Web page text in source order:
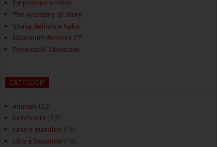
Empirismo eretico
The Anatomy of Story
Storia dell’altra Italia
Maximum Berserk 27
PydanticAI Cookbook
CATEGORIE
animali (32)
benessere (17)
casa e giardino (16)
cibo e bevande (18)